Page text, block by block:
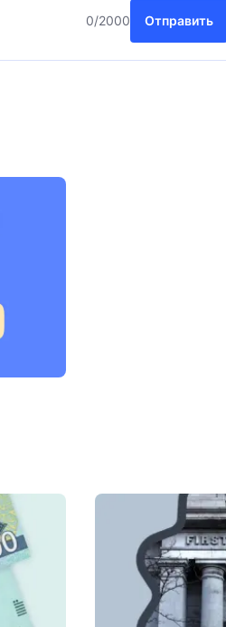
0/2000 Отправить